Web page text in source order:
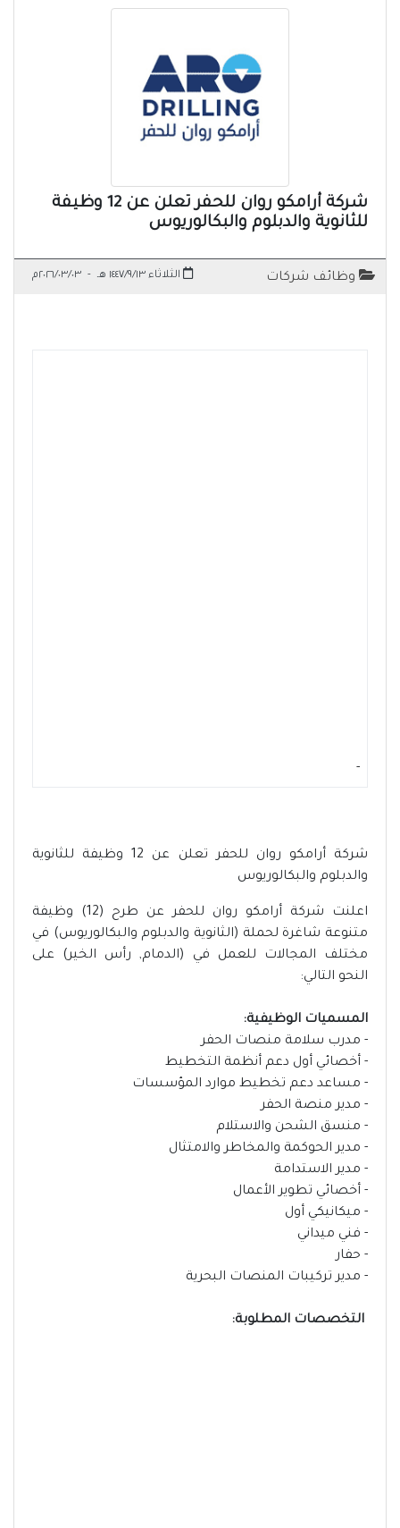
شركة أرامكو روان للحفر تعلن عن 12 وظيفة
للثانوية والدبلوم والبكالوريوس
وظائف شركات الثلاثاء ١٤٤٧/٩/١٣ هـ - ٢٠٢٦/٠٣/٠٣م
-
شركة أرامكو روان للحفر تعلن عن 12 وظيفة للثانوية
والدبلوم والبكالوريوس
اعلنت شركة أرامكو روان للحفر عن طرح (12) وظيفة
متنوعة شاغرة لحملة (الثانوية والدبلوم والبكالوريوس) في
مختلف المجالات للعمل في (الدمام, رأس الخير) على
النحو التالي:
المسميات الوظيفية:
- مدرب سلامة منصات الحفر
- أخصائي أول دعم أنظمة التخطيط
- مساعد دعم تخطيط موارد المؤسسات
- مدير منصة الحفر
- منسق الشحن والاستلام
- مدير الحوكمة والمخاطر والامتثال
- مدير الاستدامة
- أخصائي تطوير الأعمال
- ميكانيكي أول
- فني ميداني
- حفار
- مدير تركيبات المنصات البحرية
التخصصات المطلوبة: